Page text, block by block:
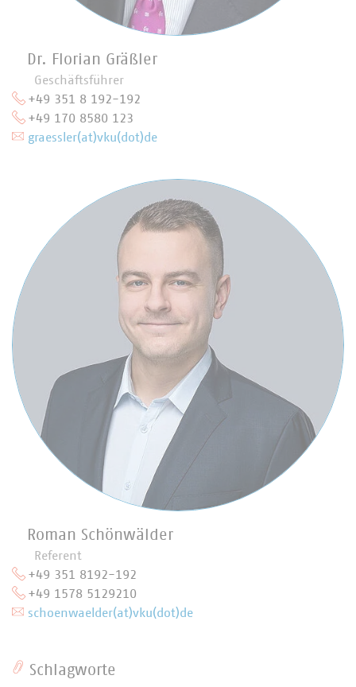
Dr. Florian Gräßler
Geschäftsführer
+49 351 8 192-192
+49 170 8580 123
graessler(at)vku(dot)de
Roman Schönwälder
Referent
+49 351 8192-192
+49 1578 5129210
schoenwaelder(at)vku(dot)de
Schlagworte